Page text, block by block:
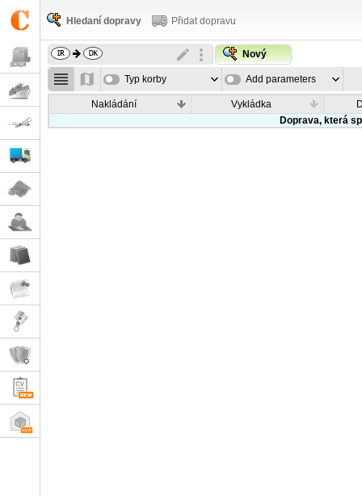
Hledaní dopravy Přidat dopravu
Nový
Typ korby Add parameters
Nakládání Vykládka
Doprava, která